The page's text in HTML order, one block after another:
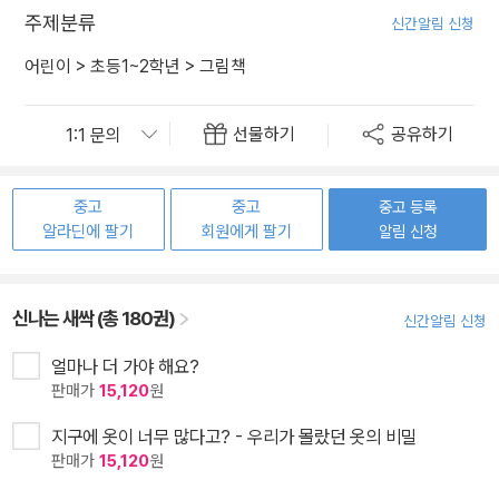
주제분류 신간알림 신청
어린이 > 초등1~2학년 > 그림책
선물하기 공유하기
중고
알라딘에 팔기
중고
회원에게 팔기
중고 등록
알림 신청
신나는 새싹 (총 180권) 신간알림 신청
얼마나 더 가야 해요?
판매가 15,120원
지구에 옷이 너무 많다고? - 우리가 몰랐던 옷의 비밀
판매가 15,120원